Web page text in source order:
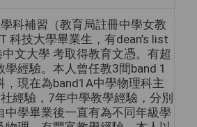
科補習（教育局註冊中學女教
科技大學畢業生，有dean’s list
中文大學 考取得教育文憑。有超
經驗。本人曾任教3間band 1
，現在為band1A中學物理科主
經驗，7年中學教學經驗，分別
中學畢業後一直有為不同年級學